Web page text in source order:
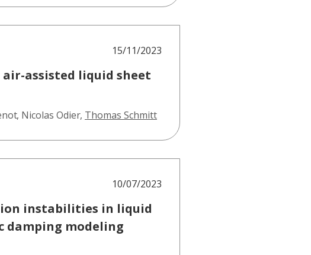
15/11/2023
assisted liquid sheet
, Nicolas Odier, Thomas Schmitt
10/07/2023
instabilities in liquid
damping modeling